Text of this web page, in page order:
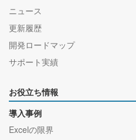
ニュース
更新履歴
開発ロードマップ
サポート実績
お役立ち情報
導入事例
Excelの限界